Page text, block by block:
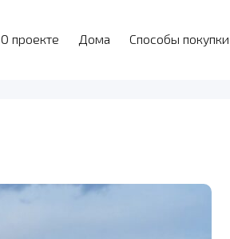
О проекте Дома Способы покупки